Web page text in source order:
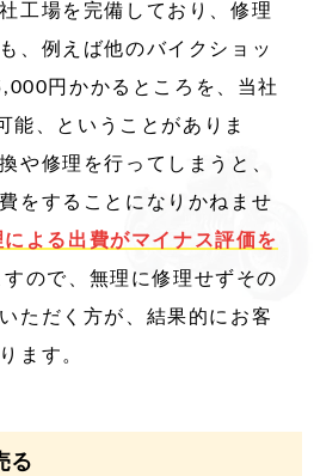
工場を完備しており、修理
、例えば他のバイクショッ
円かかるところを、当社
能、ということがありま
や修理を行ってしまうと、
をすることになりかねませ
による出費がマイナス評価を
すので、無理に修理せずその
ただく方が、結果的にお客
ます。
る